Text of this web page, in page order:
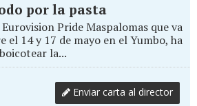
por la pasta
Pride Maspalomas que va
el 14 y 17 de mayo en el Yumbo, ha
la...
Enviar carta al director